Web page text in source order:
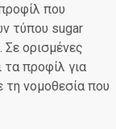
που
τύπου sugar
Σε ορισμένες
τα προφίλ για
νομοθεσία που